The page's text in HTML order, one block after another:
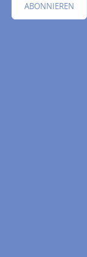
ABONNIEREN